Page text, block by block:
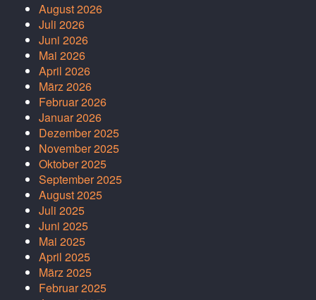
August 2026
Juli 2026
Juni 2026
Mai 2026
April 2026
März 2026
Februar 2026
Januar 2026
Dezember 2025
November 2025
Oktober 2025
September 2025
August 2025
Juli 2025
Juni 2025
Mai 2025
April 2025
März 2025
Februar 2025